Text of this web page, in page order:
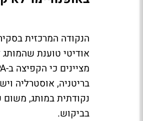
הנקודה המרכזית
אודיטי טוענת
בריטניה, אוסטרליה
נקודתית במותג, משום
בביקוש.